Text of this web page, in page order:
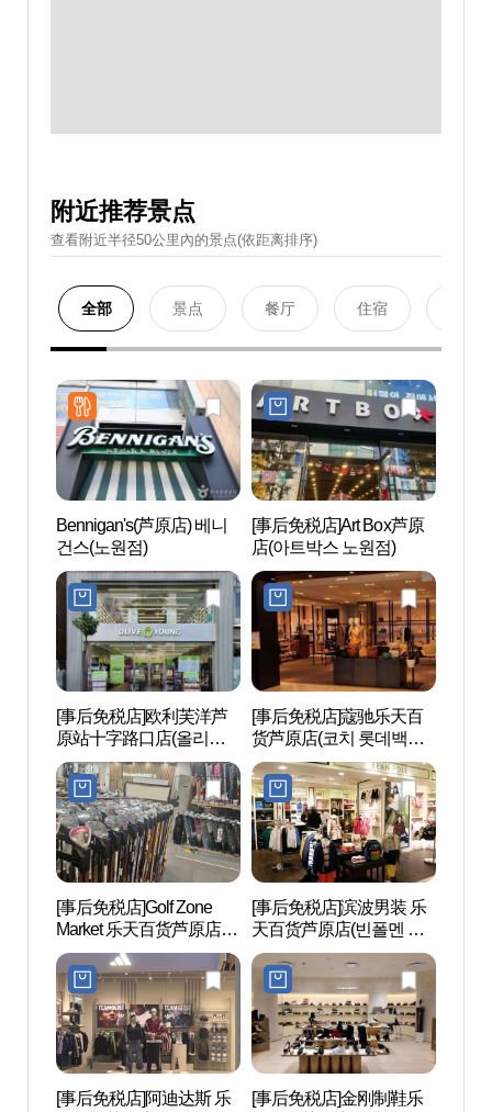
附近推荐景点
查看附近半径50公里內的景点(依距离排序)
全部 景点 餐厅 住宿
Bennigan's(芦原店) 베니
건스(노원점)
[事后免税店]Art Box芦原
店(아트박스 노원점)
[事后免税店]欧利芙洋芦
原站十字路口店(올리브
영 노원역사거리점)
[事后免税店]蔻驰乐天百
货芦原店(코치 롯데백화
점 노원점)
[事后免税店]Golf Zone
Market 乐天百货芦原店
(골프존마켓 롯데백화점
노원점)
[事后免税店]滨波男装 乐
天百货芦原店(빈폴멘 롯
데백화점 노원점)
[事后免税店]阿迪达斯 乐
[事后免税店]金刚制鞋乐